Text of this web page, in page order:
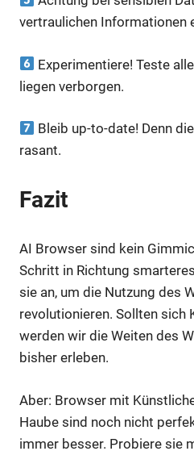
vertraulichen Informationen
Experimentiere! Teste
liegen verborgen.
Bleib up-to-date! Denn
rasant.
Fazit
AI Browser sind kein
Schritt in Richtung
sie an, um die Nutzung des
revolutionieren. Sollten sich
werden wir die Weiten des
bisher erleben.
Aber: Browser mit
Haube sind noch nicht
immer besser. Probiere sie